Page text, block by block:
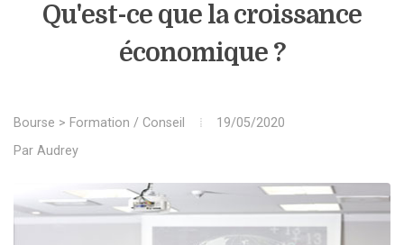
Qu'est-ce que la croissance
économique ?
Bourse > Formation / Conseil
19/05/2020
Par Audrey